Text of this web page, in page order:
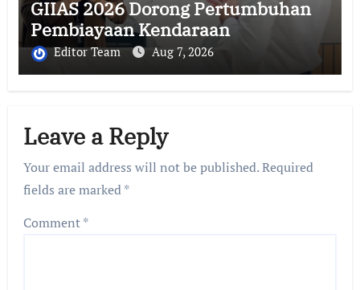
GIIAS 2026 Dorong Pertumbuhan
Pembiayaan Kendaraan
Editor Team Aug 7, 2026
Leave a Reply
Your email address will not be published.Required
fields are marked*
Comment*